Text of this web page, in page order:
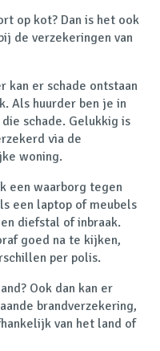
op kot? Dan is het ook
de verzekeringen van
kan er schade ontstaan
Als huurder ben je in
schade. Gelukkig is
via de
woning.
een waarborg tegen
een laptop of meubels
diefstal of inbraak.
goed na te kijken,
per polis.
Ook dan kan er
brandverzekering,
van het land of